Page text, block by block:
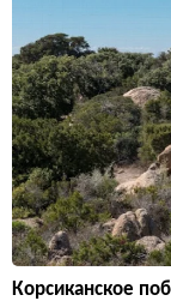
Корсиканское